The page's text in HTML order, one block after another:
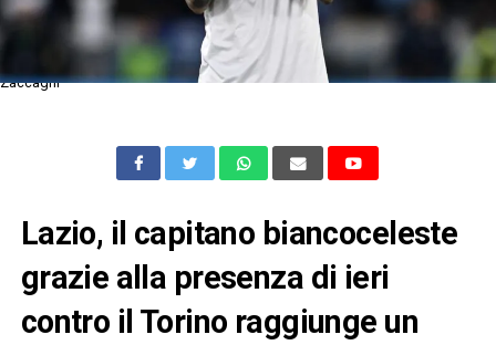
Zaccagni
Lazio, il capitano biancoceleste
grazie alla presenza di ieri
contro il Torino raggiunge un